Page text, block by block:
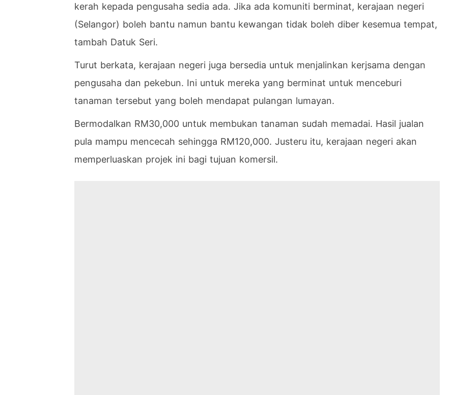
kerah kepada pengusaha sedia ada. Jika ada komuniti berminat, kerajaan negeri
(Selangor) boleh bantu namun bantu kewangan tidak boleh diber kesemua tempat,
tambah Datuk Seri.
Turut berkata, kerajaan negeri juga bersedia untuk menjalinkan kerjsama dengan
pengusaha dan pekebun. Ini untuk mereka yang berminat untuk menceburi
tanaman tersebut yang boleh mendapat pulangan lumayan.
Bermodalkan RM30,000 untuk membukan tanaman sudah memadai. Hasil jualan
pula mampu mencecah sehingga RM120,000. Justeru itu, kerajaan negeri akan
memperluaskan projek ini bagi tujuan komersil.